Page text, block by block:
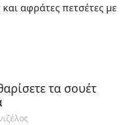
αφράτες πετσέτες με
τα σουέτ